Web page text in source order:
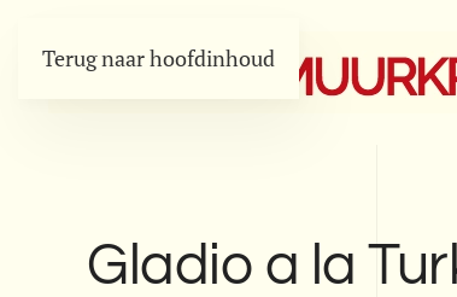
Terug naar hoofdinhoud
Gladio a la